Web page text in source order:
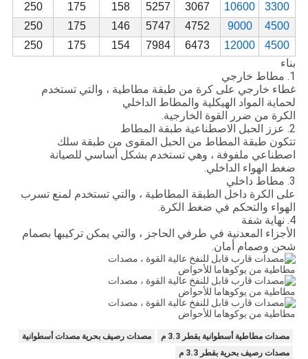
3300
10600
3067
5257
158
175
250
4500
9000
4752
5747
146
175
250
4500
12000
6473
7984
154
175
250
بناء
1. مطاط خارجي
غطاء خارجي على كرة من طبقة مطاطية ، والتي تستخدم
لحماية المواد الهيكلية والمطاط الداخلي
الكرة من ضرر القوة الخارجية.
2. عزز الحبل الاصطناعية طبقة المطاط
تتكون طبقة المطاط من الحبل المقوى من طبقة سلك
اصطناعي ملفوفة ، وهي تستخدم بشكل أساسي للصيانة
ضغط الهواء الداخلي.
3. مطاط داخلي
على الكرة داخل الطبقة المطاطية ، والتي تستخدم لمنع تسرب
الهواء والتحكم في ضغط الكرة.
4. نهاية شفة
الأجزاء المعدنية في طرفي الحاجز ، والتي يمكن تركيبها بصمام
شحن وصمام أمان.
مصدات مطاطية أسطوانية بقطر 3.3 م
مصدات رصيف بحرية مصدات أسطوانية
مصدات رصيف بحرية بقطر 3.3 م